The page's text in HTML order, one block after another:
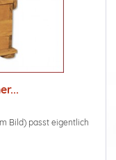
Bild) passt eigentlich